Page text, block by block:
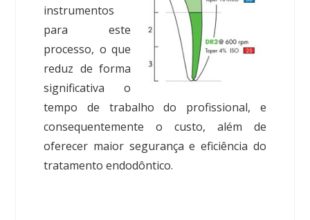
instrumentos
para este
processo, o que
reduz de forma
significativa o
tempo de trabalho do profissional, e
consequentemente o custo, além de
oferecer maior segurança e eficiência do
tratamento endodôntico.